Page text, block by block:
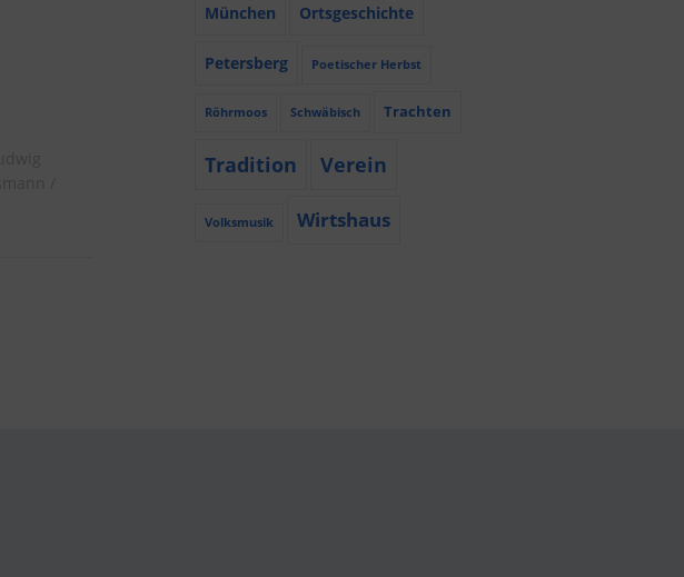
München Ortsgeschichte
Petersberg Poetischer Herbst
Röhrmoos Schwäbisch Trachten
Tradition Verein
Volksmusik Wirtshaus